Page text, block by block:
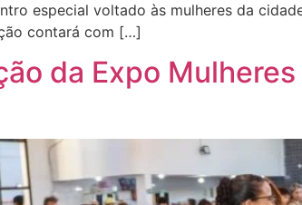
especial voltado às mulheres da
contará com […]
da Expo